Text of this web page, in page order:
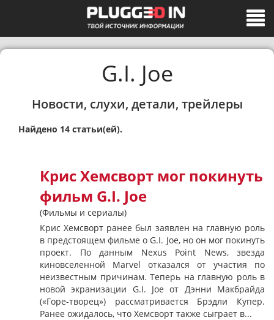
G.I. Joe
Новости, слухи, детали, трейлеры
Найдено 14 статьи(ей).
Крис Хемсворт мог покинуть
фильм G.I. Joe
(Фильмы и сериалы)
Крис Хемсворт ранее был заявлен на главную роль
в предстоящем фильме о G.I. Joe, но он мог покинуть
проект. По данным Nexus Point News, звезда
киновселенной Marvel отказался от участия по
неизвестным причинам. Теперь на главную роль в
новой экранизации G.I. Joe от Дэнни Макбрайда
(«Горе-творец») рассматривается Брэдли Купер.
Ранее ожидалось, что Хемсворт также сыграет в...